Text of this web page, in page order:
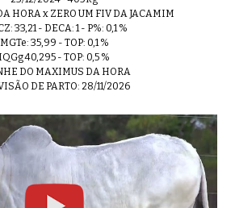
HORA x ZERO UM FIV DA JACAMIM
33,21 - DECA: 1 - P%: 0,1 %
MGTe: 35,99 - TOP: 0,1 %
IQGg 40,295 - TOP: 0,5 %
DO MAXIMUS DA HORA
DE PARTO: 28/11/2026